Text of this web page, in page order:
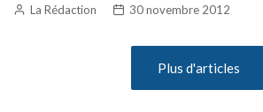
La Rédaction 30 novembre 2012
Plus d'articles